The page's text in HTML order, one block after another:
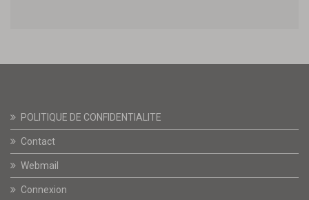
POLITIQUE DE CONFIDENTIALITE
Contact
Webmail
Connexion